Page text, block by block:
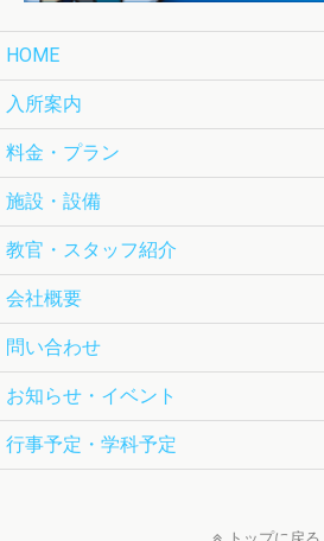
HOME
入所案内
料金・プラン
施設・設備
教官・スタッフ紹介
会社概要
問い合わせ
お知らせ・イベント
行事予定・学科予定